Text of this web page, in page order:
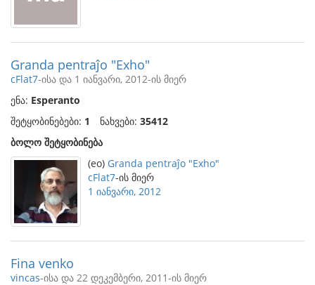
Granda pentraĵo "Exho"
cFlat7-ისა და 1 იანვარი, 2012-ის მიერ
ენა: Esperanto
შეტყობინებები: 1 ნახვები: 35412
ბოლო შეტყობინება
(eo) Granda pentraĵo "Exho"
cFlat7-ის მიერ
1 იანვარი, 2012
Fina venko
vincas-ისა და 22 დეკემბერი, 2011-ის მიერ